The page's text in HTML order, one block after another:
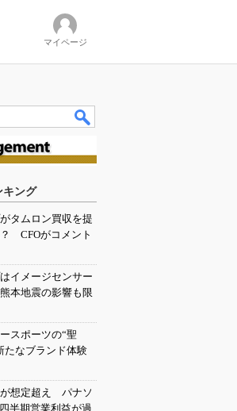
マイページ
キング
タムロン買収を提
CFOがコメント
イメージセンサー
本地震の影響も限
スポーツの“聖
たなブランド体験
想定超え パナソ
半期営業利益が過